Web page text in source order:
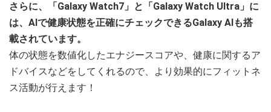
さらに、「Galaxy Watch7」と「Galaxy Watch Ultra」に
は、AIで健康状態を正確にチェックできるGalaxy AIも搭
載されています。
体の状態を数値化したエナジースコアや、健康に関するア
ドバイスなどをしてくれるので、より効果的にフィットネ
ス活動が行えます！